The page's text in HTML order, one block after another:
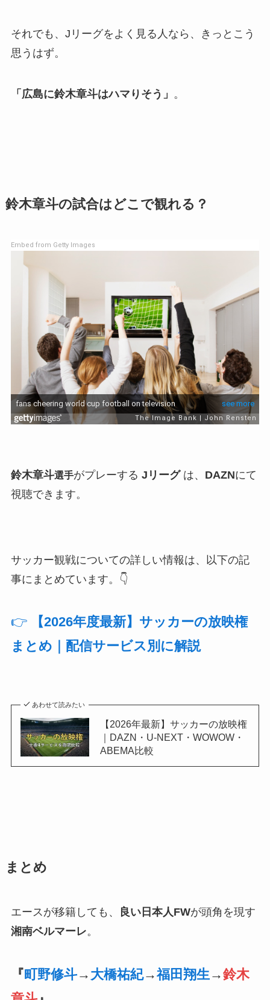
それでも、Jリーグをよく見る人なら、きっとこう
思うはず。
「広島に鈴木章斗はハマりそう」 。
鈴木章斗の試合はどこで観れる？
Embed from Getty Images
鈴木章斗選手がプレーする Jリーグは、 DAZNにて
視聴できます。
サッカー観戦についての詳しい情報は、以下の記
事にまとめています。👇
👉
【2026年度最新】サッカーの放映権
まとめ｜配信サービス別に解説
あわせて読みたい
【2026年最新】サッカーの放映権
｜DAZN・U-NEXT・WOWOW・
ABEMA比較
まとめ
エースが移籍しても、 良い日本人FWが頭角を現す
湘南ベルマーレ。
『町野修斗→ 大橋祐紀→福田翔生 →鈴木